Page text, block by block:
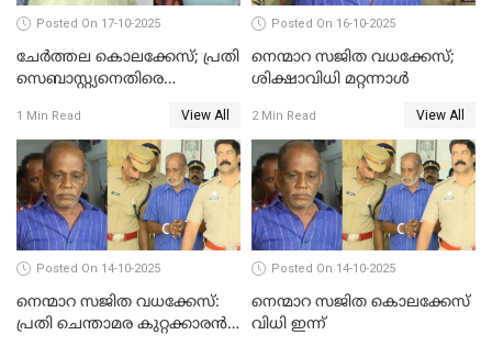
Posted On 17-10-2025
ചേര്‍ത്തല കൊലക്കേസ്; പ്രതി
സെബാസ്റ്റ്യനെതിരെ
1 Min Read View All
Posted On 16-10-2025
നെന്മാറ സജിത വധക്കേസ്;
ശിക്ഷാവിധി മറ്റന്നാള്‍
2 Min Read View All
Posted On 14-10-2025
നെന്മാറ സജിത വധക്കേസ്:
പ്രതി ചെന്താമര കുറ്റക്കാരൻ,
Posted On 14-10-2025
നെന്മാറ സജിത കൊലക്കേസ്
വിധി ഇന്ന്